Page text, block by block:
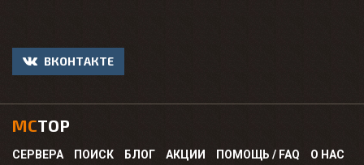
ВКОНТАКТЕ
MCTOP
СЕРВЕРА ПОИСК БЛОГ АКЦИИ ПОМОЩЬ / FAQ О НАС